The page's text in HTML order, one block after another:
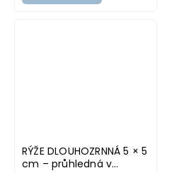
RÝŽE DLOUHOZRNNÁ 5 × 5
cm – průhledná v